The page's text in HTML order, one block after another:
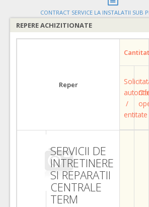
CONTRACT SERVICE LA INSTALATII SUB
REPERE ACHIZITIONATE
Reper
/
entitate
SERVICII DE
INTRETINERE
SI REPARATII
CENTRALE
TERM